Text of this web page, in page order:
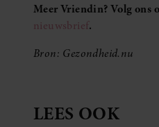
Meer Vriendin? Volg ons
nieuwsbrief.
Bron: Gezondheid.nu
LEES OOK